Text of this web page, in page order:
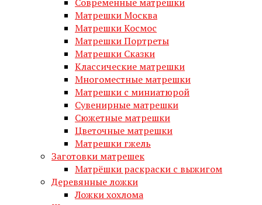
Матрешки Москва
Матрешки Космос
Матрешки Портреты
Матрешки Сказки
Классические матрешки
Многоместные матрешки
Матрешки с миниатюрой
Сувенирные матрешки
Сюжетные матрешки
Цветочные матрешки
Матрешки гжель
Заготовки матрешек
Матрёшки раскраски с выжигом
Деревянные ложки
Ложки хохлома